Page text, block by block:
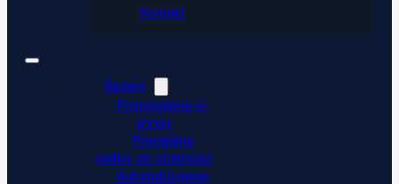
Kontakt
Řešení
Propojujeme e-
shopy
Přenášíme
platby do účetnictví
Automatizujeme